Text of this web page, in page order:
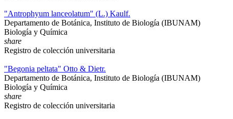
"Antrophyum lanceolatum" (L.) Kaulf.
Departamento de Botánica, Instituto de Biología (IBUNAM)
Biología y Química
share
Registro de colección universitaria
"Begonia peltata" Otto & Dietr.
Departamento de Botánica, Instituto de Biología (IBUNAM)
Biología y Química
share
Registro de colección universitaria